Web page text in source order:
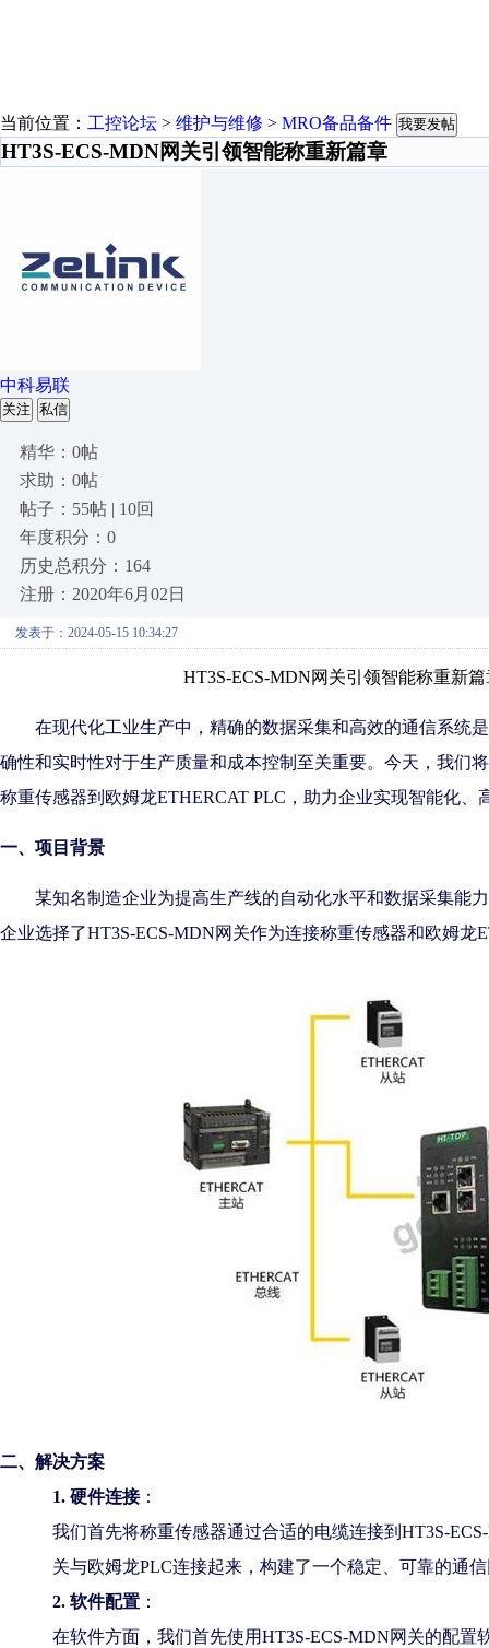
当前位置： 工控论坛 > 维护与维修 > MRO备品备件 我要发帖
HT3S-ECS-MDN网关引领智能称重新篇章
中科易联
关注 私信
精华：0帖
求助：0帖
帖子：55帖 | 10回
年度积分：0
历史总积分：164
注册：2020年6月02日
发表于：2024-05-15 10:34:27
HT3S-ECS-MDN网关引领智能称重新
在现代化工业生产中，精确的数据采集和高效的通信系统
确性和实时性对于生产质量和成本控制至关重要。今天，我们
称重传感器到欧姆龙ETHERCAT PLC，助力企业实现智能化、
一、项目背景
某知名制造企业为提高生产线的自动化水平和数据采集能
企业选择了HT3S-ECS-MDN网关作为连接称重传感器和欧姆龙
二、解决方案
1. 硬件连接：
我们首先将称重传感器通过合适的电缆连接到 HT3S-
关与欧姆龙PLC连接起来，构建了一个稳定、可靠的通
2. 软件配置 ：
在软件方面，我们首先使用HT3S-ECS-MDN网关的配置